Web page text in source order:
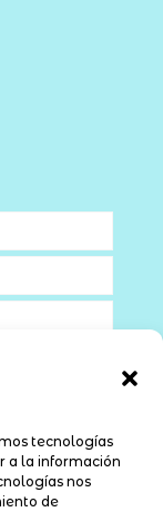
tecnologías
a la información
nos
de